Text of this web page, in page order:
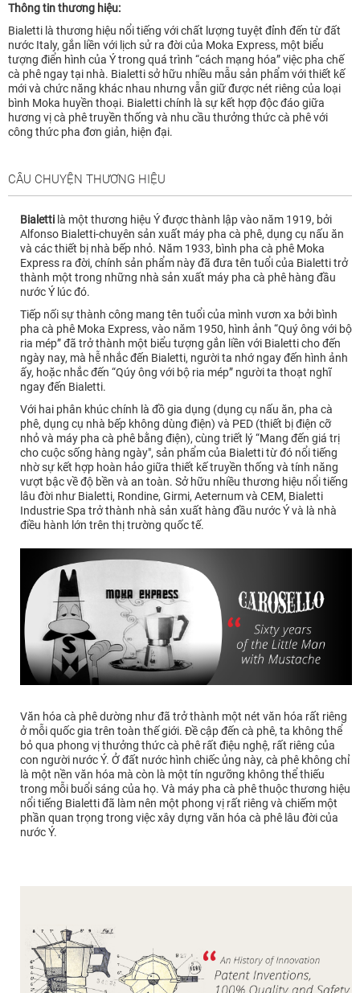
Thông tin thương hiệu:
Bialetti là thương hiệu nổi tiếng với chất lượng tuyệt đỉnh đến từ đất
nước Italy, gắn liền với lịch sử ra đời của Moka Express, một biểu
tượng điển hình của Ý trong quá trình “cách mạng hóa” việc pha chế
cà phê ngay tại nhà. Bialetti sở hữu nhiều mẫu sản phẩm với thiết kế
mới và chức năng khác nhau nhưng vẫn giữ được nét riêng của loại
bình Moka huyền thoại. Bialetti chính là sự kết hợp độc đáo giữa
hương vị cà phê truyền thống và nhu cầu thưởng thức cà phê với
công thức pha đơn giản, hiện đại.
CÂU CHUYỆN THƯƠNG HIỆU
Bialetti là một thương hiệu Ý được thành lập vào năm 1919, bởi
Alfonso Bialetti-chuyên sản xuất máy pha cà phê, dụng cụ nấu ăn
và các thiết bị nhà bếp nhỏ. Năm 1933, bình pha cà phê Moka
Express ra đời, chính sản phẩm này đã đưa tên tuổi của Bialetti trở
thành một trong những nhà sản xuất máy pha cà phê hàng đầu
nước Ý lúc đó.
Tiếp nối sự thành công mang tên tuổi của mình vươn xa bởi bình
pha cà phê Moka Express, vào năm 1950, hình ảnh “Quý ông với bộ
ria mép” đã trở thành một biểu tượng gắn liền với Bialetti cho đến
ngày nay, mà hễ nhắc đến Bialetti, người ta nhớ ngay đến hình ảnh
ấy, hoặc nhắc đến “Qúy ông với bộ ria mép” người ta thoạt nghĩ
ngay đến Bialetti.
Với hai phân khúc chính là đồ gia dụng (dụng cụ nấu ăn, pha cà
phê, dụng cụ nhà bếp không dùng điện) và PED (thiết bị điện cỡ
nhỏ và máy pha cà phê bằng điện), cùng triết lý “Mang đến giá trị
cho cuộc sống hàng ngày", sản phẩm của Bialetti từ đó nổi tiếng
nhờ sự kết hợp hoàn hảo giữa thiết kế truyền thống và tính năng
vượt bậc về độ bền và an toàn. Sở hữu nhiều thương hiệu nổi tiếng
lâu đời như Bialetti, Rondine, Girmi, Aeternum và CEM, Bialetti
Industrie Spa trở thành nhà sản xuất hàng đầu nước Ý và là nhà
điều hành lớn trên thị trường quốc tế.
Văn hóa cà phê dường như đã trở thành một nét văn hóa rất riêng
ở mỗi quốc gia trên toàn thế giới. Đề cập đến cà phê, ta không thể
bỏ qua phong vị thưởng thức cà phê rất điệu nghệ, rất riêng của
con người nước Ý. Ở đất nước hình chiếc ủng này, cà phê không chỉ
là một nền văn hóa mà còn là một tín ngưỡng không thể thiếu
trong mỗi buổi sáng của họ. Và máy pha cà phê thuộc thương hiệu
nổi tiếng Bialetti đã làm nên một phong vị rất riêng và chiếm một
phần quan trọng trong việc xây dựng văn hóa cà phê lâu đời của
nước Ý.